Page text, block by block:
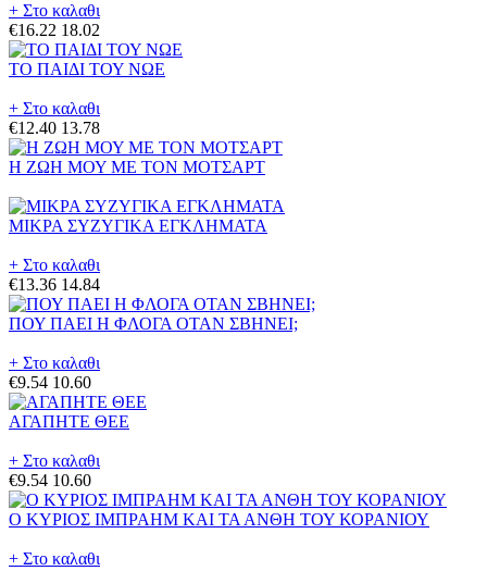
+ Στο καλαθι
€16.22 18.02
ΤΟ ΠΑΙΔΙ ΤΟΥ ΝΩΕ
+ Στο καλαθι
€12.40 13.78
Η ΖΩΗ ΜΟΥ ΜΕ ΤΟΝ ΜΟΤΣΑΡΤ
ΜΙΚΡΑ ΣΥΖΥΓΙΚΑ ΕΓΚΛΗΜΑΤΑ
+ Στο καλαθι
€13.36 14.84
ΠΟΥ ΠΑΕΙ Η ΦΛΟΓΑ ΟΤΑΝ ΣΒΗΝΕΙ;
+ Στο καλαθι
€9.54 10.60
ΑΓΑΠΗΤΕ ΘΕΕ
+ Στο καλαθι
€9.54 10.60
Ο ΚΥΡΙΟΣ ΙΜΠΡΑΗΜ ΚΑΙ ΤΑ ΑΝΘΗ ΤΟΥ ΚΟΡΑΝΙΟΥ
+ Στο καλαθι